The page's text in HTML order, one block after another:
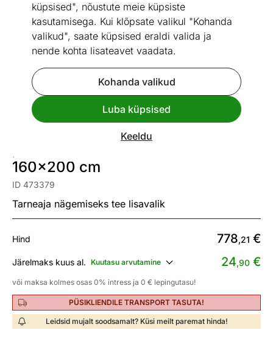
küpsised", nõustute meie küpsiste
kasutamisega. Kui klõpsate valikul "Kohanda
valikud", saate küpsised eraldi valida ja
nende kohta lisateavet vaadata.
Kohanda valikud
Luba küpsised
Keeldu
Vaata sarnaseid
Kontinentaalvoodi Oregon
160x200 cm
ID 473379
Tarneaja nägemiseks tee lisavalik
Hind 778,21 €
Järelmaks kuus al. Kuutasu arvutamine 24,90 €
või maksa kolmes osas 0% intress ja 0 € lepingutasu!
PÜSIKLIENDILE TRANSPORT TASUTA!
Leidsid mujalt soodsamalt? Küsi meilt paremat hinda!